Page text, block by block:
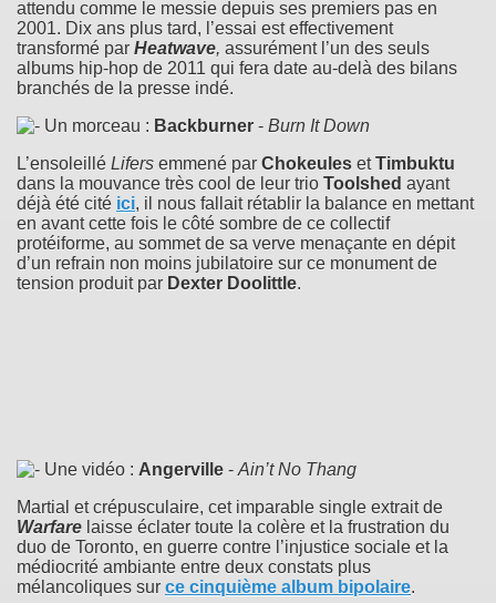
attendu comme le messie depuis ses premiers pas en
2001. Dix ans plus tard, l’essai est effectivement
transformé par Heatwave, assurément l’un des seuls
albums hip-hop de 2011 qui fera date au-delà des bilans
branchés de la presse indé.
Un morceau : Backburner - Burn It Down
L’ensoleillé Lifers emmené par Chokeules etTimbuktu
dans la mouvance très cool de leur trio Toolshed ayant
déjà été cité ici, il nous fallait rétablir la balance en mettant
en avant cette fois le côté sombre de ce collectif
protéiforme, au sommet de sa verve menaçante en dépit
d’un refrain non moins jubilatoire sur ce monument de
tension produit par Dexter Doolittle.
Une vidéo : Angerville -Ain’t No Thang
Martial et crépusculaire, cet imparable single extrait de
Warfare laisse éclater toute la colère et la frustration du
duo de Toronto, en guerre contre l’injustice sociale et la
médiocrité ambiante entre deux constats plus
mélancoliques sur ce cinquième album bipolaire.